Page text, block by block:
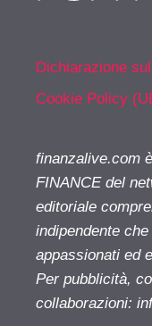
Dichiarazione
Cookie Policy
finanzalive.com
FINANCE del
editoriale
indipendente
appassionati ed
Per pubblicità,
collaborazioni: